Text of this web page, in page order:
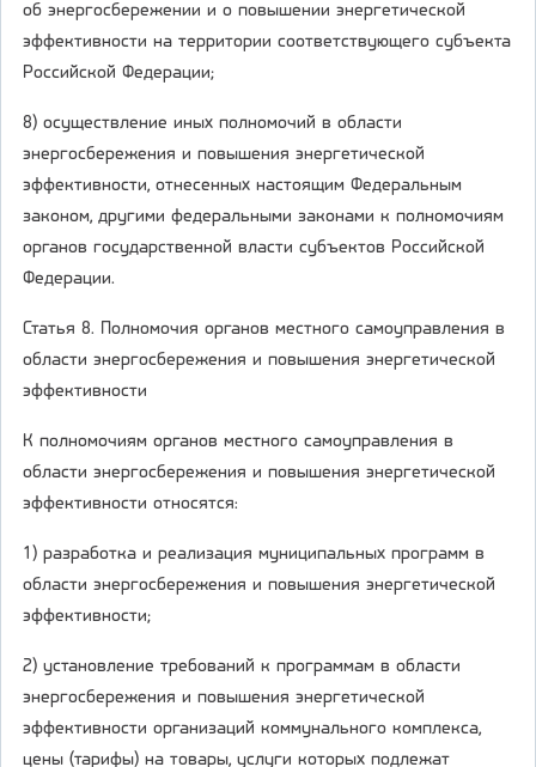
об энергосбережении и о повышении энергетической
эффективности на территории соответствующего субъекта
Российской Федерации;
8) осуществление иных полномочий в области
энергосбережения и повышения энергетической
эффективности, отнесенных настоящим Федеральным
законом, другими федеральными законами к полномочиям
органов государственной власти субъектов Российской
Федерации.
Статья 8. Полномочия органов местного самоуправления в
области энергосбережения и повышения энергетической
эффективности
К полномочиям органов местного самоуправления в
области энергосбережения и повышения энергетической
эффективности относятся:
1) разработка и реализация муниципальных программ в
области энергосбережения и повышения энергетической
эффективности;
2) установление требований к программам в области
энергосбережения и повышения энергетической
эффективности организаций коммунального комплекса,
цены (тарифы) на товары, услуги которых подлежат